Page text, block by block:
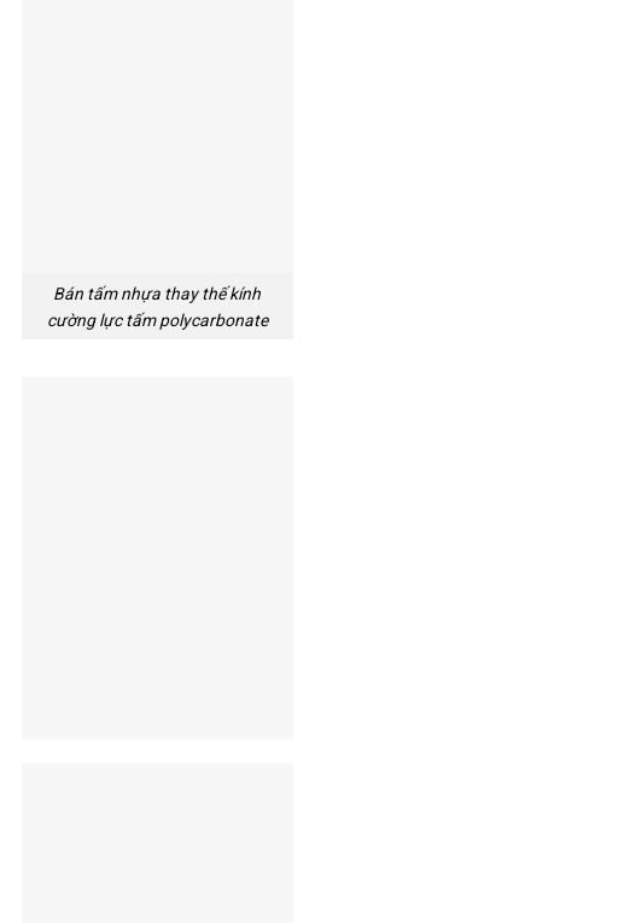
Bán tấm nhựa thay thế kính
cường lực tấm polycarbonate